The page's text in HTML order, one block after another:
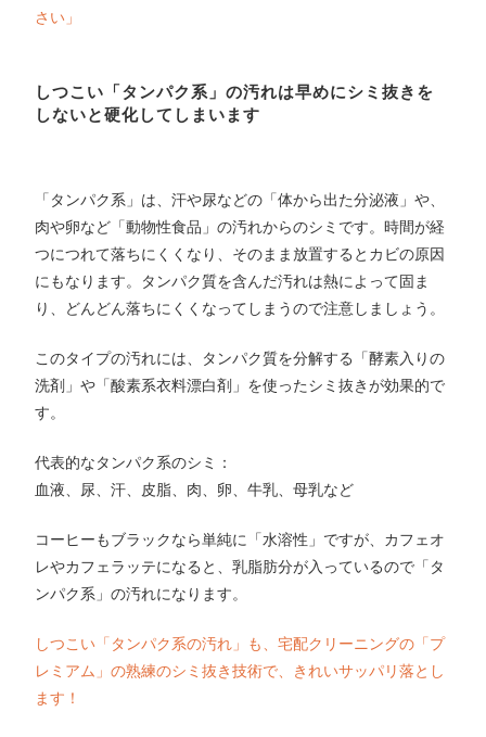
さい」
しつこい「タンパク系」の汚れは早めにシミ抜きを
しないと硬化してしまいます
「タンパク系」は、汗や尿などの「体から出た分泌液」や、
肉や卵など「動物性食品」の汚れからのシミです。時間が経
つにつれて落ちにくくなり、そのまま放置するとカビの原因
にもなります。タンパク質を含んだ汚れは熱によって固ま
り、どんどん落ちにくくなってしまうので注意しましょう。
このタイプの汚れには、タンパク質を分解する「酵素入りの
洗剤」や「酸素系衣料漂白剤」を使ったシミ抜きが効果的で
す。
代表的なタンパク系のシミ：
血液、尿、汗、皮脂、肉、卵、牛乳、母乳など
コーヒーもブラックなら単純に「水溶性」ですが、カフェオ
レやカフェラッテになると、乳脂肪分が入っているので「タ
ンパク系」の汚れになります。
しつこい「タンパク系の汚れ」も、宅配クリーニングの「プ
レミアム」の熟練のシミ抜き技術で、きれいサッパリ落とし
ます！